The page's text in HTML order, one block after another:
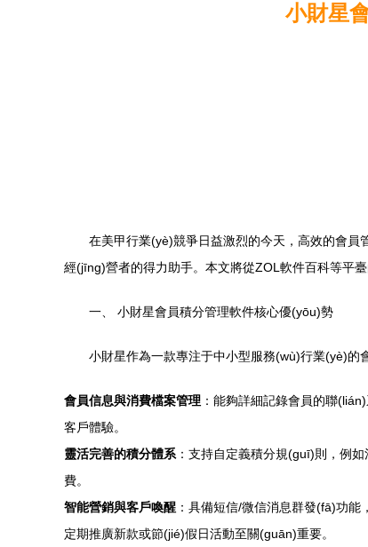
小財星
在美甲行業(yè)競爭日益激烈的今天，高效的會員
經(jīng)營者的得力助手。本文將從ZOL軟件百科等平
一、 小財星會員積分管理軟件核心優(yōu)勢
小財星作為一款專注于中小型服務(wù)行業(yè)的
會員信息與消費檔案管理 ：能夠詳細記錄會員的聯
客戶體驗。
靈活完善的積分體系 ：支持自定義積分規(guī)則，例
費。
智能營銷與客戶喚醒 ：具備短信/微信消息群發(fā)功
定期推廣新款或節(jié)假日活動至關(guān)重要。